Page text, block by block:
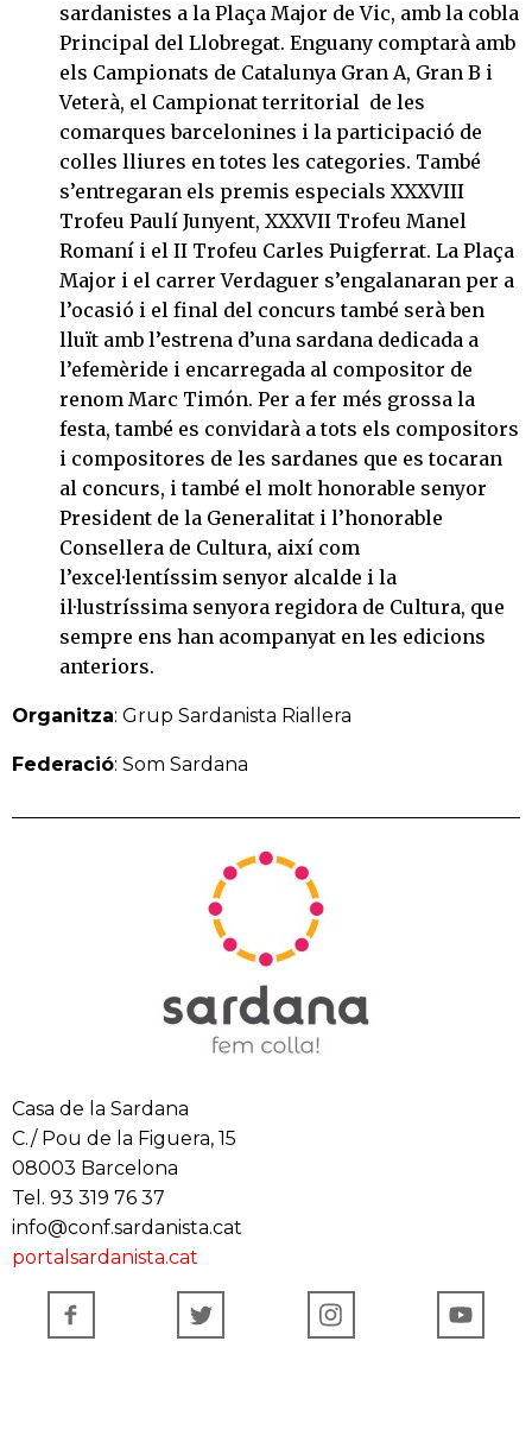
sardanistes a la Plaça Major de Vic, amb la cobla
Principal del Llobregat. Enguany comptarà amb
els Campionats de Catalunya Gran A, Gran B i
Veterà, el Campionat territorial de les
comarques barcelonines i la participació de
colles lliures en totes les categories. També
s’entregaran els premis especials XXXVIII
Trofeu Paulí Junyent, XXXVII Trofeu Manel
Romaní i el II Trofeu Carles Puigferrat. La Plaça
Major i el carrer Verdaguer s’engalanaran per a
l’ocasió i el final del concurs també serà ben
lluït amb l’estrena d’una sardana dedicada a
l’efemèride i encarregada al compositor de
renom Marc Timón. Per a fer més grossa la
festa, també es convidarà a tots els compositors
i compositores de les sardanes que es tocaran
al concurs, i també el molt honorable senyor
President de la Generalitat i l’honorable
Consellera de Cultura, així com
l’excel·lentíssim senyor alcalde i la
il·lustríssima senyora regidora de Cultura, que
sempre ens han acompanyat en les edicions
anteriors.
Organitza: Grup Sardanista Riallera
Federació: Som Sardana
Casa de la Sardana
C./ Pou de la Figuera, 15
08003 Barcelona
Tel. 93 319 76 37
info@conf.sardanista.cat
portalsardanista.cat